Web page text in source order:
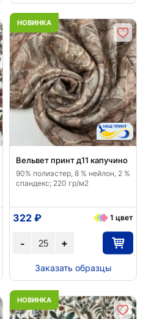
НОВИНКА
Вельвет принт д11 капучино
90% полиэстер, 8 % нейлон, 2 %
спандекс; 220 гр/м2
+
-
322 ₽ 1 цвет
Заказать образцы
НОВИНКА